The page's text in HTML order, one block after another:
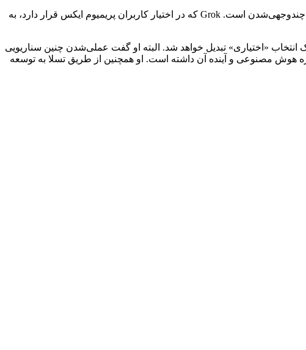
جدیدترین نسخه چت‌بات هوش مصنوعی Grok یعنی نسخه ۱.۵ در ماه فروردین معرفی شد. این سیستم حالا درحال حرکت به‌سمت چندوجهی‌شدن است. Grok که در اختیار کاربران پریمیوم ایکس قرار دارد، به
«اختیاری» تبدیل خواهد شد. البته او گفت عملی‌شدن چنین سناریویی
هوش مصنوعی و آینده آن داشته است. او همچنین از طریق تسلا به توسعه